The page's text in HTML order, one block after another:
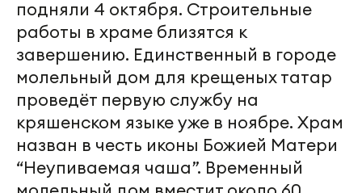
подняли 4 октября. Строительные
работы в храме близятся к
завершению. Единственный в городе
молельный дом для крещеных татар
проведёт первую службу на
кряшенском языке уже в ноябре. Храм
назван в честь иконы Божией Матери
“Неупиваемая чаша”. Временный